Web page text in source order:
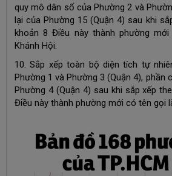
quy mô dân số của Phường 2 và
lại của Phường 15 (Quận 4) sau khi
khoản 8 Điều này thành phường
Khánh Hội.
10. Sắp xếp toàn bộ diện tích tự
Phường 1 và Phường 3 (Quận 4), phần
Phường 4 (Quận 4) sau khi sắp xếp
Điều này thành phường mới có tên gọi